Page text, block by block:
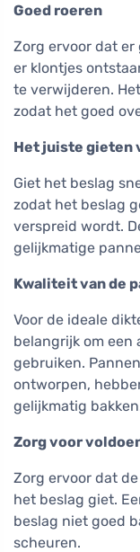
Goed roeren
Zorg ervoor dat
er klontjes
te verwijderen.
zodat het goed
Het juiste gieten
Giet het beslag
zodat het beslag
verspreid wordt.
gelijkmatige
Kwaliteit van de
Voor de ideale
belangrijk om
gebruiken.
ontworpen,
gelijkmatig
Zorg voor
Zorg ervoor dat
het beslag giet.
beslag niet goed
scheuren.